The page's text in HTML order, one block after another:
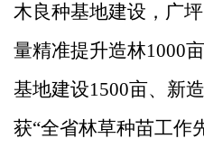
木良种基地建设，广
量精准提升造林1000
基地建设1500亩、新
获“全省林草种苗工作